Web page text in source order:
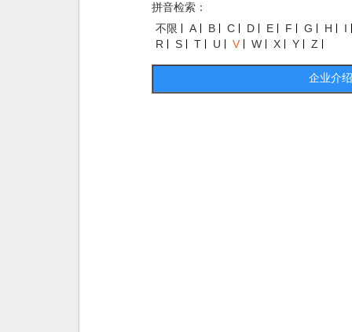
拼音检索：
不限
A B C D E F G H
I
R
S T U V W X Y Z
企业介绍